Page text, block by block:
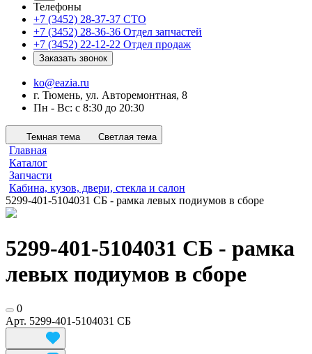
Телефоны
+7 (3452) 28-37-37 СТО
+7 (3452) 28-36-36 Отдел запчастей
+7 (3452) 22-12-22 Отдел продаж
Заказать звонок
ko@eazia.ru
г. Тюмень, ул. Авторемонтная, 8
Пн - Вс: с 8:30 до 20:30
Темная тема Светлая тема
Главная
Каталог
Запчасти
Кабина, кузов, двери, стекла и салон
5299-401-5104031 СБ - рамка левых подиумов в сборе
5299-401-5104031 СБ - рамка
левых подиумов в сборе
0
Арт. 5299-401-5104031 СБ